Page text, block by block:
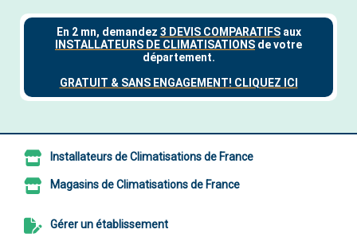
Installateurs de Climatisations de France
Magasins de Climatisations de France
Gérer un établissement